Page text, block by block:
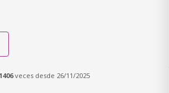
1406veces desde 26/11/2025